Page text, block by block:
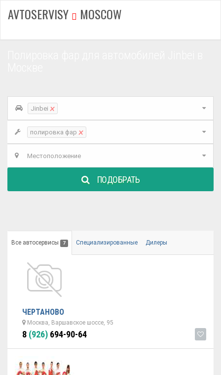
AVTOSERVISY MOSCOW
Jinbei ×
полировка фар ×
Местоположение
ПОДОБРАТЬ
Все автосервисы 7 Специализированные Дилеры
ЧЕРТАНОВО
Москва, Варшавское шоссе, 95
8 (926) 694-90-64